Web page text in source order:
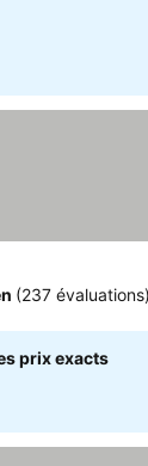
(237 évaluations)
prix exacts